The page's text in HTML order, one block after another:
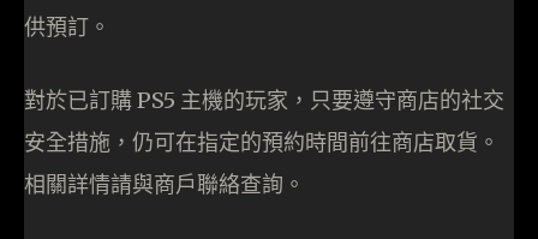
供預訂。
對於已訂購 PS5 主機的玩家，只要遵守商店的社交
安全措施，仍可在指定的預約時間前往商店取貨。
相關詳情請與商戶聯絡查詢。